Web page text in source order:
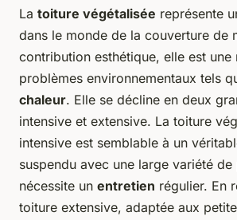
La toiture végétalisée représente
dans le monde de la couverture de
contribution esthétique, elle est une
problèmes environnementaux tels
chaleur. Elle se décline en deux
intensive et extensive. La toiture
intensive est semblable à un
suspendu avec une large variété de
nécessite un entretien régulier. En
toiture extensive, adaptée aux